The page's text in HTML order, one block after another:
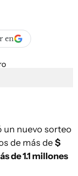
en
un nuevo sorteo
de más de$
de 1.1 millones